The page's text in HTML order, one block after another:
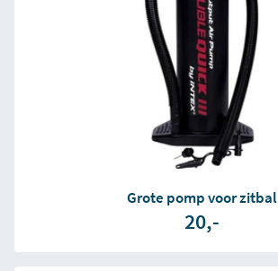
Grote pomp voor zitbal
20,-